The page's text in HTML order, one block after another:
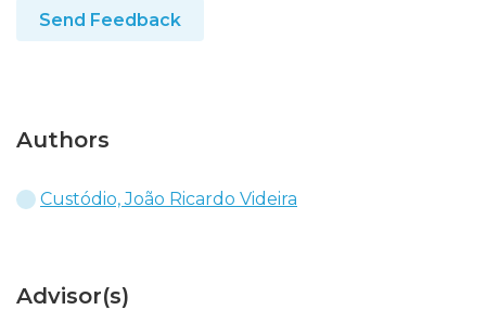
Send Feedback
Authors
Custódio, João Ricardo Videira
Advisor(s)